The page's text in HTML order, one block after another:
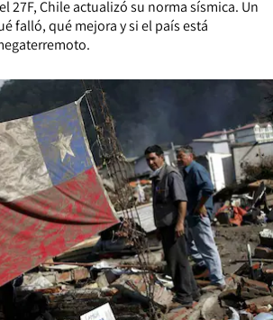
27F, Chile actualizó su norma sísmica. Un
falló, qué mejora y si el país está